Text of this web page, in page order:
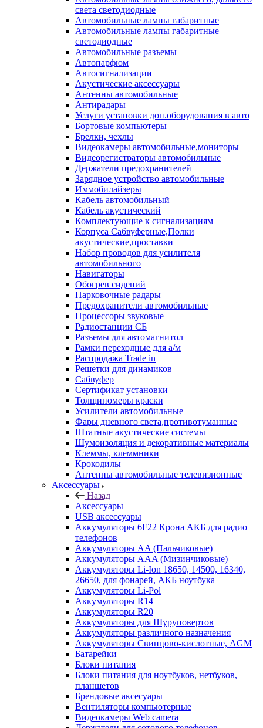
света светодиодные
Автомобильные лампы габаритные
Автомобильные лампы габаритные
светодиодные
Автомобильные разъемы
Автопарфюм
Автосигнализации
Акустические аксессуары
Антенны автомобильные
Антирадары
Услуги установки доп.оборудования в авто
Бортовые компьютеры
Брелки, чехлы
Видеокамеры автомобильные,мониторы
Видеорегистраторы автомобильные
Держатели предохранителей
Зарядное устройство автомобильные
Иммобилайзеры
Кабель автомобильный
Кабель акустический
Комплектующие к сигнализациям
Корпуса Сабвуферные,Полки
акустические,проставки
Набор проводов для усилителя
автомобильного
Навигаторы
Обогрев сидений
Парковочные радары
Предохранители автомобильные
Процессоры звуковые
Радиостанции СБ
Разъемы для автомагнитол
Рамки переходные для а/м
Распродажа Trade in
Решетки для динамиков
Сабвуфер
Сертификат установки
Толщиномеры краски
Усилители автомобильные
Фары дневного света,противотуманные
Штатные акустические системы
Шумоизоляция и декоративные материалы
Клеммы, клеммники
Крокодилы
Антенны автомобильные телевизионные
Аксессуары
Назад
Аксессуары
USB аксессуары
Аккумуляторы 6F22 Крона АКБ для радио
телефонов
Аккумуляторы AA (Пальчиковые)
Аккумуляторы AAA (Мизинчиковые)
Аккумуляторы Li-Ion 18650, 14500, 16340,
26650, для фонарей, АКБ ноутбука
Аккумуляторы Li-Pol
Аккумуляторы R14
Аккумуляторы R20
Аккумуляторы для Шуруповертов
Аккумуляторы различного назначения
Аккумуляторы Свинцово-кислотные, AGM
Батарейки
Блоки питания
Блоки питания для ноутбуков, нетбуков,
планшетов
Брендовые аксесуары
Вентиляторы компьютерные
Видеокамеры Web camera